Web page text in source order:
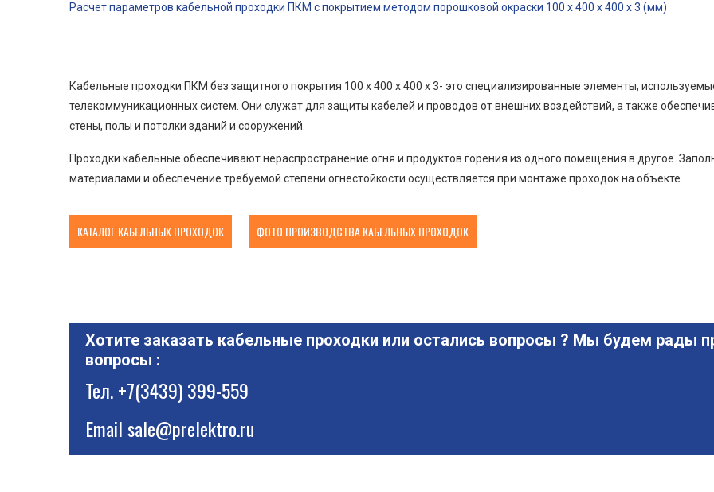
Расчет параметров кабельной проходки ПКМ с покрытием методом порошковой окраски 100 x 400 x 400 x 3 (мм)
Кабельные проходки ПКМ без защитного покрытия 100 x 400 x 400 x 3- это специализированные элементы,
телекоммуникационных систем. Они служат для защиты кабелей и проводов от внешних воздействий, а также
стены, полы и потолки зданий и сооружений.
Проходки кабельные обеспечивают нераспространение огня и продуктов горения из одного помещения в другое.
материалами и обеспечение требуемой степени огнестойкости осуществляется при монтаже проходок на объекте.
КАТАЛОГ КАБЕЛЬНЫХ ПРОХОДОК ФОТО ПРОИЗВОДСТВА КАБЕЛЬНЫХ ПРОХОДОК
Хотите заказать кабельные проходки или остались вопросы ? Мы будем рады
вопросы :
Тел.+7(3439) 399-559
Emailsale@prelektro.ru